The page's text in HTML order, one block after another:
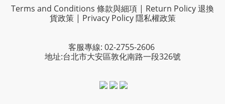
Terms and Conditions 條款與細項 | Return Policy 退換
貨政策| Privacy Policy 隱私權政策
客服專線: 02-2755-2606
地址:台北市大安區敦化南路一段326號